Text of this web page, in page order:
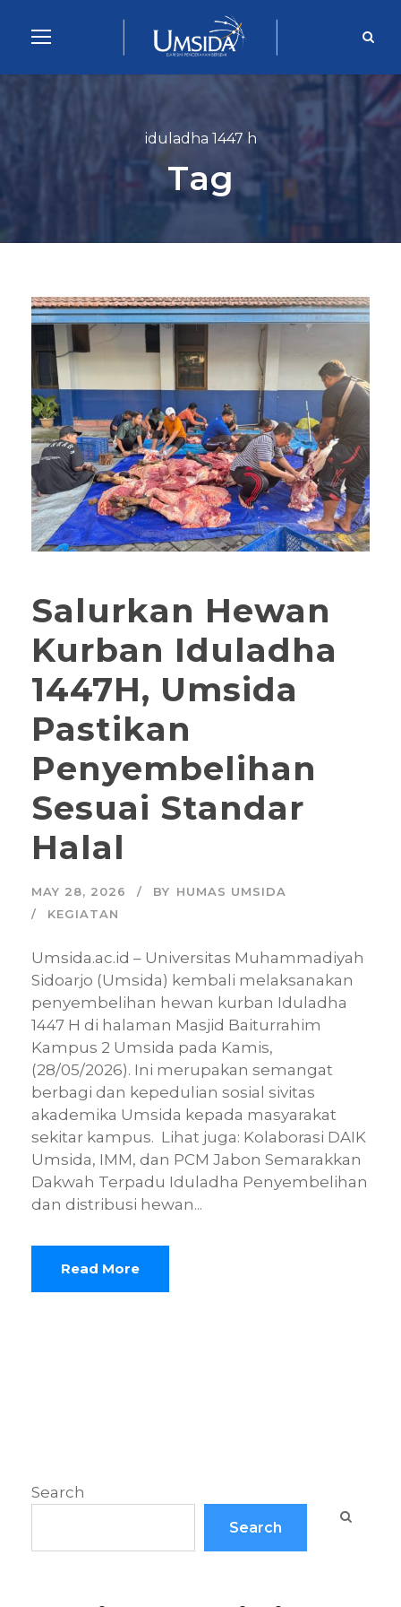
iduladha 1447 h
Tag
Salurkan Hewan
Kurban Iduladha
1447H, Umsida
Pastikan
Penyembelihan
Sesuai Standar
Halal
MAY 28, 2026 BY HUMAS UMSIDA
KEGIATAN
Umsida.ac.id – Universitas Muhammadiyah
Sidoarjo (Umsida) kembali melaksanakan
penyembelihan hewan kurban Iduladha
1447 H di halaman Masjid Baiturrahim
Kampus 2 Umsida pada Kamis,
(28/05/2026). Ini merupakan semangat
berbagi dan kepedulian sosial sivitas
akademika Umsida kepada masyarakat
sekitar kampus. Lihat juga: Kolaborasi DAIK
Umsida, IMM, dan PCM Jabon Semarakkan
Dakwah Terpadu Iduladha Penyembelihan
dan distribusi hewan...
Read More
Search
Search